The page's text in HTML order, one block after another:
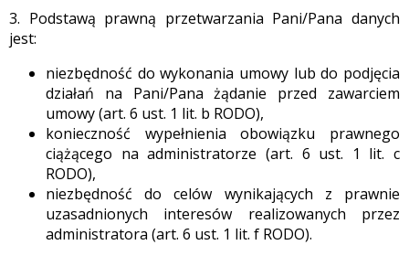
3. Podstawą prawną przetwarzania Pani/Pana danych
jest:
niezbędność do wykonania umowy lub do podjęcia
działań na Pani/Pana żądanie przed zawarciem
umowy (art. 6 ust. 1 lit. b RODO),
konieczność wypełnienia obowiązku prawnego
ciążącego na administratorze (art. 6 ust. 1 lit. c
RODO),
niezbędność do celów wynikających z prawnie
uzasadnionych interesów realizowanych przez
administratora (art. 6 ust. 1 lit. f RODO).